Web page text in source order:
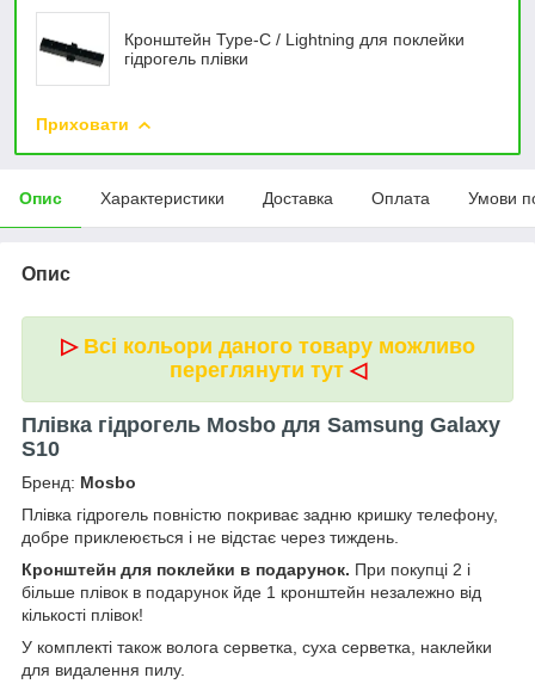
Кронштейн Type-C / Lightning для поклейки
гідрогель плівки
Приховати
Опис Характеристики Доставка Оплата Умови
Опис
▷ Всі кольори даного товару можливо
переглянути тут◁
Плівка гідрогель Mosbo для Samsung Galaxy
S10
Бренд: Mosbo
Плівка гідрогель повністю покриває задню кришку телефону,
добре приклеюється і не відстає через тиждень.
Кронштейн для поклейки в подарунок. При покупці 2 і
більше плівок в подарунок йде 1 кронштейн незалежно від
кількості плівок!
У комплекті також волога серветка, суха серветка, наклейки
для видалення пилу.